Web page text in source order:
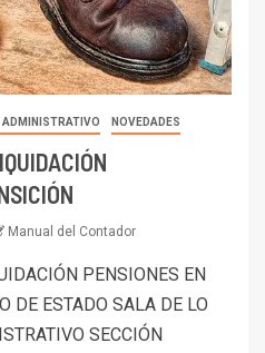
ADMINISTRATIVO NOVEDADES
Manual del Contador
PENSIONES EN
DE ESTADO SALA DE LO
SECCIÓN